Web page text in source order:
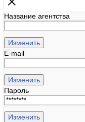
Название агентства
Изменить
E-mail
Изменить
Пароль
Изменить